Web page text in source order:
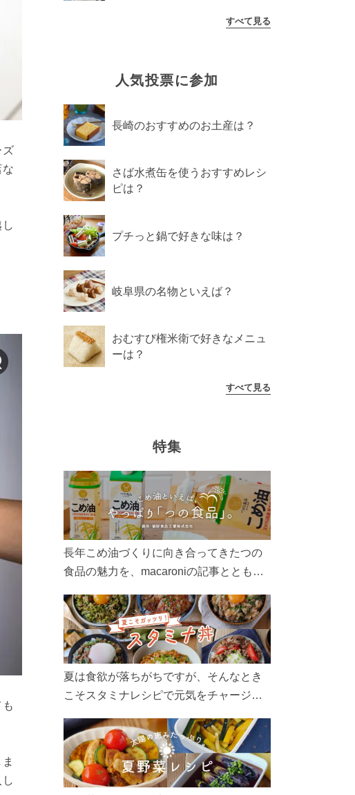
ズ
すべて見る
人気投票に参加
長崎のおすすめのお土産は？
さば水煮缶を使うおすすめレシ
ピは？
プチっと鍋で好きな味は？
岐阜県の名物といえば？
おむすび権米衛で好きなメニュ
ーは？
すべて見る
特集
長年こめ油づくりに向き合ってきたつの
食品の魅力を、macaroniの記事とともに
ん、製造現場や品質へのこだわりまで。
こめ油をもっと好きになるコンテンツを
ぜひお楽しみください。
夏は食欲が落ちがちですが、そんなとき
こそスタミナレシピで元気をチャージ！
リ食べて、夏バテを吹き飛ばしましょ
う！